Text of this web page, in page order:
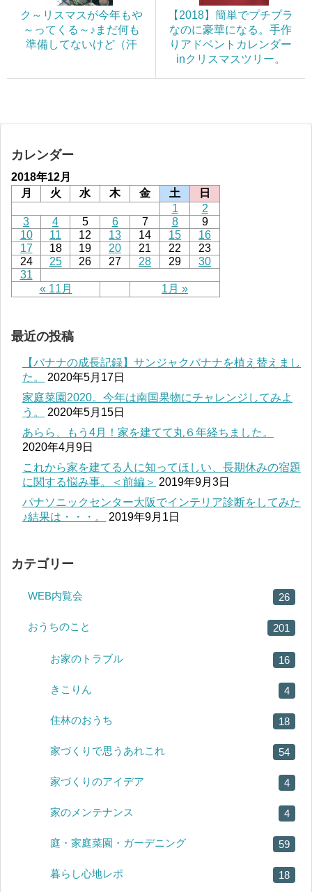
ク～リスマスが今年もや
～ってくる～♪まだ何も
準備してないけど（汗
【2018】簡単でプチプラ
なのに豪華になる。手作
りアドベントカレンダー
inクリスマスツリー。
カレンダー
2018年12月
月
火 水 木 金 土 日
« 11月 1月 »
1
2
3
4 5 6 7 8
9
10
11 12 13 14 15
16
17
18 19 20 21 22
23
24
25 26 27 28 29
30
31
最近の投稿
【バナナの成長記録】サンジャクバナナを植え替えまし
た。
2020年5月17日
家庭菜園2020。今年は南国果物にチャレンジしてみよ
う。
2020年5月15日
あらら、もう4月！家を建てて丸６年経ちました。
2020年4月9日
これから家を建てる人に知ってほしい、長期休みの宿題
に関する悩み事。＜前編＞ 2019年9月3日
パナソニックセンター大阪でインテリア診断をしてみた
♪結果は・・・。
2019年9月1日
カテゴリー
WEB内覧会 26
おうちのこと 201
お家のトラブル 16
きこりん 4
住林のおうち 18
家づくりで思うあれこれ 54
家づくりのアイデア 4
家のメンテナンス 4
庭・家庭菜園・ガーデニング 59
暮らし心地レポ 18